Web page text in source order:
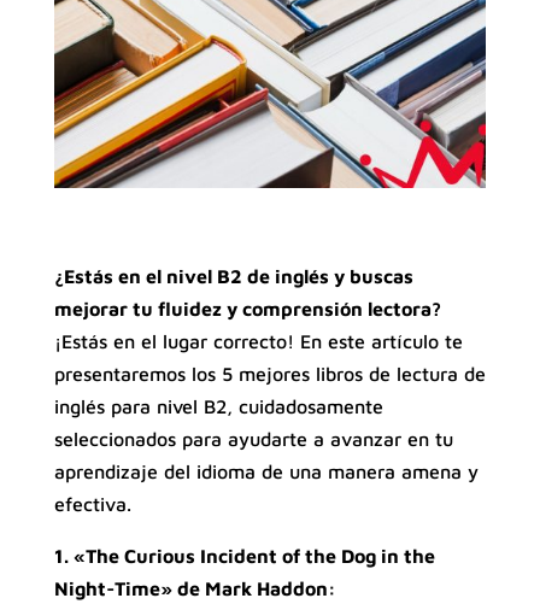
¿Estás en el nivel B2 de inglés y buscas
mejorar tu fluidez y comprensión lectora?
¡Estás en el lugar correcto! En este artículo te
presentaremos los 5 mejores libros de lectura de
inglés para nivel B2, cuidadosamente
seleccionados para ayudarte a avanzar en tu
aprendizaje del idioma de una manera amena y
efectiva.
1. «The Curious Incident of the Dog in the
Night-Time» de Mark Haddon: